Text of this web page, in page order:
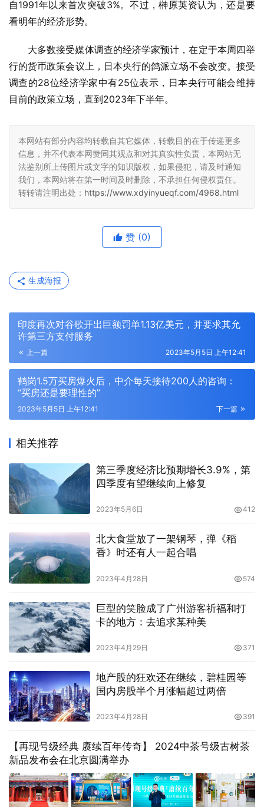
自1991年以来首次突破3%。不过，榊原英资认为，还是要
看明年的经济形势。
大多数接受媒体调查的经济学家预计，在定于本周四举
行的货币政策会议上，日本央行的鸽派立场不会改变。接受
调查的28位经济学家中有25位表示，日本央行可能会维持
目前的政策立场，直到2023年下半年。
本网站有部分内容均转载自其它媒体，转载目的在于传递更多
信息，并不代表本网赞同其观点和对其真实性负责，本网站无
法鉴别所上传图片或文字的知识版权，如果侵犯，请及时通知
我们，本网站将在第一时间及时删除，不承担任何侵权责任。
转转请注明出处： https://www.xdyinyueqf.com/4968.html
赞 (0)
生成海报
印度再次对谷歌开出巨额罚单1.13亿美元，并要求其允
许第三方支付服务
上一篇 2023年5月5日 上午12:41
鹤岗1.5万买房爆火后，中介每天接待200人的咨询：
“买房还是要理性的”
下一篇
2023年5月5日 上午12:41
相关推荐
第三季度经济比预期增长3.9%，第
四季度有望继续向上修复
2023年5月6日 412
北大食堂放了一架钢琴，弹《稻
香》时还有人一起合唱
2023年4月28日 574
巨型的笑脸成了广州游客祈福和打
卡的地方：去追求某种美
2023年4月29日 371
地产股的狂欢还在继续，碧桂园等
国内房股半个月涨幅超过两倍
2023年4月28日 391
【再现号级经典 赓续百年传奇】 2024中茶号级古树茶
新品发布会在北京圆满举办